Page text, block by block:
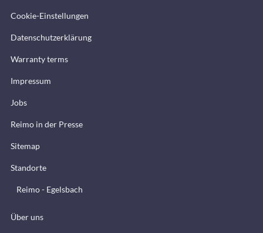
Cookie-Einstellungen
Datenschutzerklärung
Warranty terms
Impressum
Jobs
Reimo in der Presse
Sitemap
Standorte
Reimo - Egelsbach
Über uns